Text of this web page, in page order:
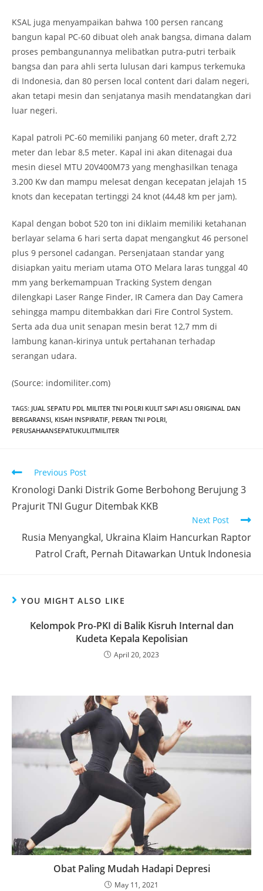
KSAL juga menyampaikan bahwa 100 persen rancang
bangun kapal PC-60 dibuat oleh anak bangsa, dimana dalam
proses pembangunannya melibatkan putra-putri terbaik
bangsa dan para ahli serta lulusan dari kampus terkemuka
di Indonesia, dan 80 persen local content dari dalam negeri,
akan tetapi mesin dan senjatanya masih mendatangkan dari
luar negeri.
Kapal patroli PC-60 memiliki panjang 60 meter, draft 2,72
meter dan lebar 8,5 meter. Kapal ini akan ditenagai dua
mesin diesel MTU 20V400M73 yang menghasilkan tenaga
3.200 Kw dan mampu melesat dengan kecepatan jelajah 15
knots dan kecepatan tertinggi 24 knot (44,48 km per jam).
Kapal dengan bobot 520 ton ini diklaim memiliki ketahanan
berlayar selama 6 hari serta dapat mengangkut 46 personel
plus 9 personel cadangan. Persenjataan standar yang
disiapkan yaitu meriam utama OTO Melara laras tunggal 40
mm yang berkemampuan Tracking System dengan
dilengkapi Laser Range Finder, IR Camera dan Day Camera
sehingga mampu ditembakkan dari Fire Control System.
Serta ada dua unit senapan mesin berat 12,7 mm di
lambung kanan-kirinya untuk pertahanan terhadap
serangan udara.
(Source: indomiliter.com)
TAGS: JUAL SEPATU PDL MILITER TNI POLRI KULIT SAPI ASLI ORIGINAL DAN
BERGARANSI, KISAH INSPIRATIF, PERAN TNI POLRI,
PERUSAHAANSEPATUKULITMILITER
Read
articles
Previous Post
Kronologi Danki Distrik Gome Berbohong Berujung 3
Prajurit TNI Gugur Ditembak KKB
Next Post
Rusia Menyangkal, Ukraina Klaim Hancurkan Raptor
Patrol Craft, Pernah Ditawarkan Untuk Indonesia
YOU MIGHT ALSO LIKE
Kelompok Pro-PKI di Balik Kisruh Internal dan
Kudeta Kepala Kepolisian
April 20, 2023
Obat Paling Mudah Hadapi Depresi
May 11, 2021